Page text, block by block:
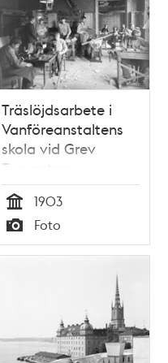
Träslöjdsarbete i
Vanföreanstaltens
skola vid Grev
Turegatan.
Tid
1903
Typ
Foto